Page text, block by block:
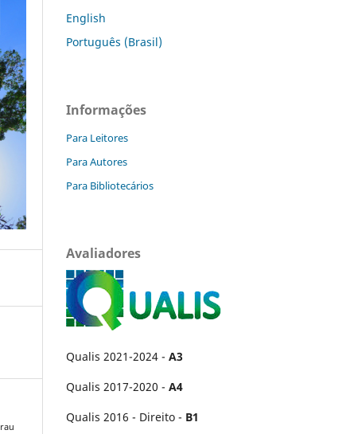
English
Português (Brasil)
Informações
Para Leitores
Para Autores
Para Bibliotecários
Avaliadores
Qualis 2021-2024 - A3
Qualis 2017-2020 - A4
Qualis 2016 - Direito - B1